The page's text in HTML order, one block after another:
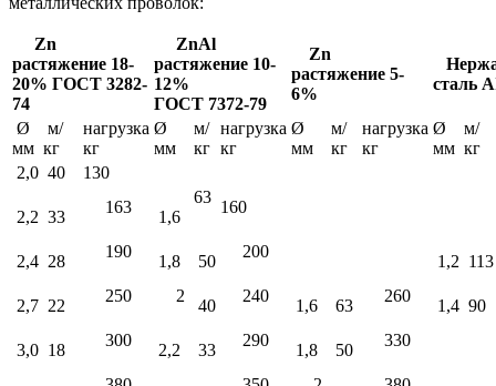
Zn
растяжение 18-
20% ГОСТ 3282-
74
ZnAl
растяжение 10-
12%
ГОСТ 7372-79
Zn
растяжение 5-
6%
сталь
Ø
мм
м/
кг
нагрузка
кг
Ø
мм
м/
кг
нагрузка
кг
Ø
мм
м/
кг
нагрузка
кг
Ø
мм
м/
кг
2,0 40 130
2,2 33
163
1,6
63
160
2,4 28
190
1,8 50
200
1,2 113
2,7 22
250 2
40
240
1,6 63
260
1,4 90
3,0 18
300
2,2 33
290
1,8 50
330